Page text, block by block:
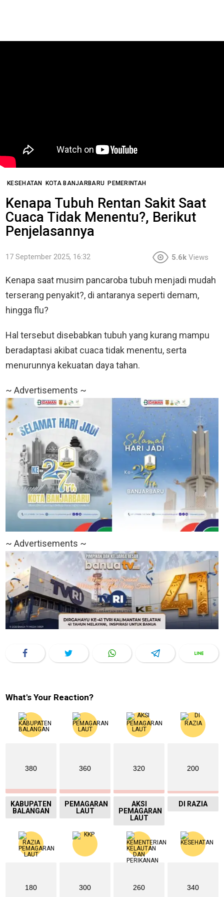
KESEHATAN KOTA BANJARBARU PEMERINTAH
Kenapa Tubuh Rentan Sakit Saat
Cuaca Tidak Menentu?, Berikut
Penjelasannya
17 September 2025, 16:32 5.6k Views
Kenapa saat musim pancaroba tubuh menjadi mudah
terserang penyakit?, di antaranya seperti demam,
hingga flu?
Hal tersebut disebabkan tubuh yang kurang mampu
beradaptasi akibat cuaca tidak menentu, serta
menurunnya kekuatan daya tahan.
~ Advertisements ~
~ Advertisements ~
What's Your Reaction?
380
KABUPATEN
BALANGAN
360
PEMAGARAN
LAUT
320
AKSI
PEMAGARAN
LAUT
200
DI RAZIA
180 300 260 340